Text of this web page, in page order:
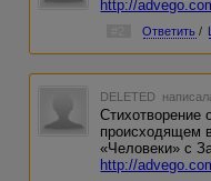
Незабываемая
5 самых
http://
Островной
http://
Самые
http://
http://
Ответить /
DELETED
Стихотворение
происходящем
«Человеки» с
http://